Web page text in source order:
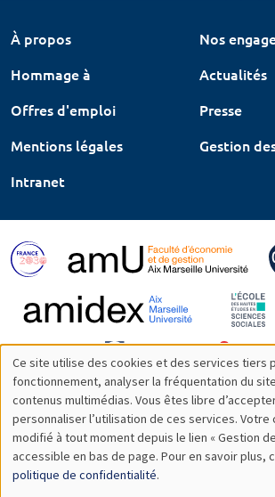
À propos
Nos
Hommage à
Actualités
Offres d'emploi
Presse
Mentions légales
Gestion
Intranet
Utilisation
des
données
personnelles
Ce site utilise des cookies et des services tiers
fonctionnement, analyser la fréquentation du
contenus multimédias. Vous êtes libre
personnaliser l’utilisation de ces services. Votre
modifié à tout moment depuis le lien « Gestion
accessible en bas de page. Pour en savoir plus,
politique de confidentialité.